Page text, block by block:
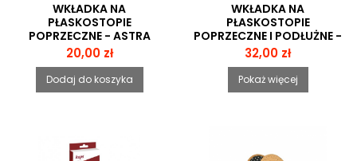
WKŁADKA NA
PŁASKOSTOPIE
POPRZECZNE - ASTRA
Cena
20,00 zł
Dodaj do koszyka
WKŁADKA NA
PŁASKOSTOPIE
POPRZECZNE I PODŁUŻNE -
MASTER (2SZT)
Cena
32,00 zł
Pokaż więcej